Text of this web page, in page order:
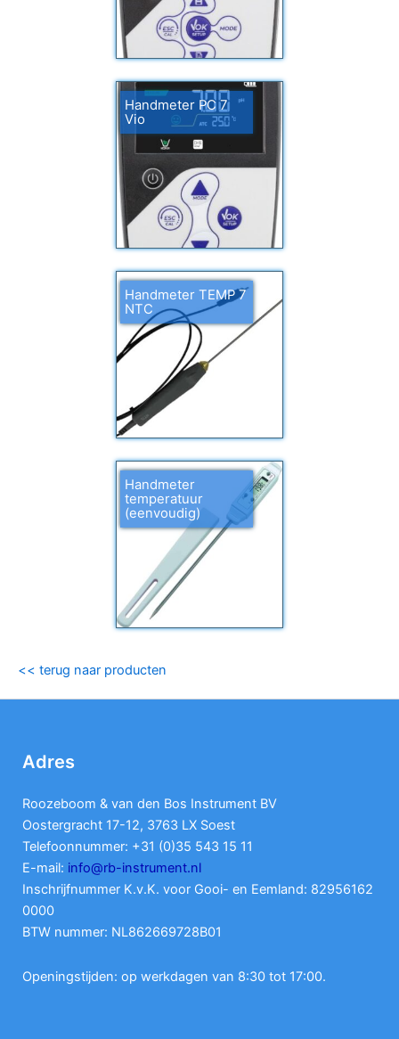
Handmeter PC 7
Vio
Handmeter TEMP 7
NTC
Handmeter
temperatuur
(eenvoudig)
<< terug naar producten
Adres
Roozeboom & van den Bos Instrument BV
Oostergracht 17-12, 3763 LX Soest
Telefoonnummer: +31 (0)35 543 15 11
E-mail: info@rb-instrument.nl
Inschrijfnummer K.v.K. voor Gooi- en Eemland: 82956162
0000
BTW nummer: NL862669728B01
Openingstijden: op werkdagen van 8:30 tot 17:00.